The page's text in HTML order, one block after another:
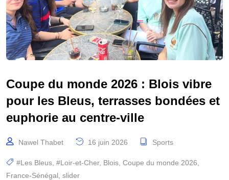
Coupe du monde 2026 : Blois vibre
pour les Bleus, terrasses bondées et
euphorie au centre-ville
Nawel Thabet 16 juin 2026 Sports
#Les Bleus #Loir-et-Cher, Blois Coupe du monde 2026
France-Sénégal slider